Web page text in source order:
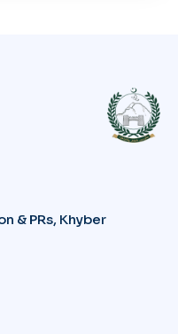
& PRs, Khyber